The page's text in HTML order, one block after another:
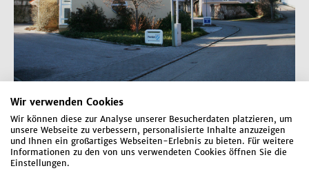
Wir verwenden Cookies
Wir können diese zur Analyse unserer Besucherdaten platzieren, um
unsere Webseite zu verbessern, personalisierte Inhalte anzuzeigen
und Ihnen ein großartiges Webseiten-Erlebnis zu bieten. Für weitere
Informationen zu den von uns verwendeten Cookies öffnen Sie die
Einstellungen.
Rathaus